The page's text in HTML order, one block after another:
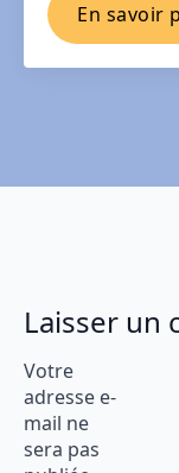
En savoir
Laisser un
Votre
adresse e-
mail ne
sera pas